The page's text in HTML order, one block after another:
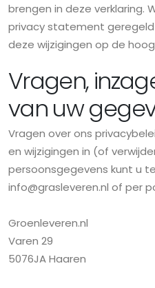
brengen in deze verklaring.
privacy statement
deze wijzigingen op de
Vragen,
van uw
Vragen over ons
en wijzigingen in (of
persoonsgegevens kunt u
info@grasleveren.nl of per
Groenleveren.nl
Varen 29
5076JA Haaren